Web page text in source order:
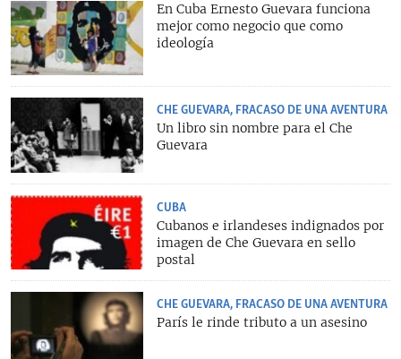
En Cuba Ernesto Guevara funciona
mejor como negocio que como
ideología
CHE GUEVARA, FRACASO DE UNA AVENTURA
Un libro sin nombre para el Che
Guevara
CUBA
Cubanos e irlandeses indignados por
imagen de Che Guevara en sello
postal
CHE GUEVARA, FRACASO DE UNA AVENTURA
París le rinde tributo a un asesino